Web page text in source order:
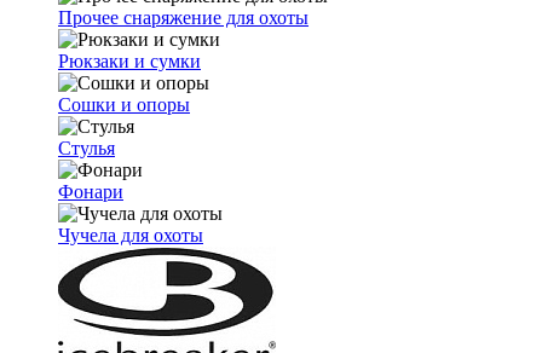
Прочее снаряжение для охоты
Рюкзаки и сумки
Сошки и опоры
Стулья
Фонари
Чучела для охоты